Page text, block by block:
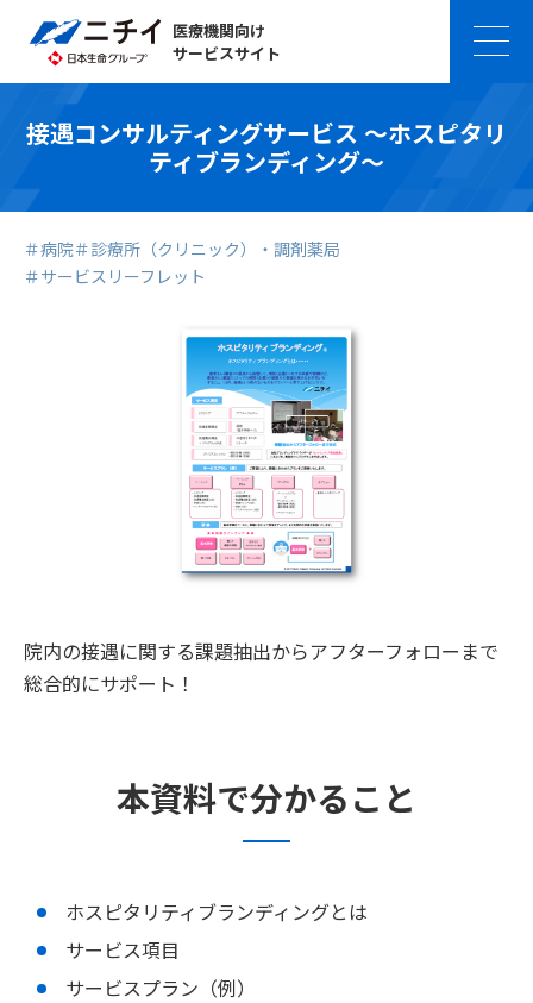
医療機関向け
サービスサイト
接遇コンサルティングサービス ～ホスピタリ
ティブランディング～
＃病院＃診療所（クリニック）・調剤薬局
＃サービスリーフレット
院内の接遇に関する課題抽出からアフターフォローまで
総合的にサポート！
本資料で分かること
ホスピタリティブランディングとは
サービス項目
サービスプラン（例）